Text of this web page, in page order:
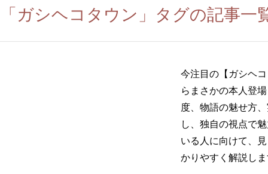
「ガシヘコタウン」タグの記事一
今注目の【ガシヘ
らまさかの本人登
度、物語の魅せ方
し、独自の視点で
いる人に向けて、
かりやすく解説し